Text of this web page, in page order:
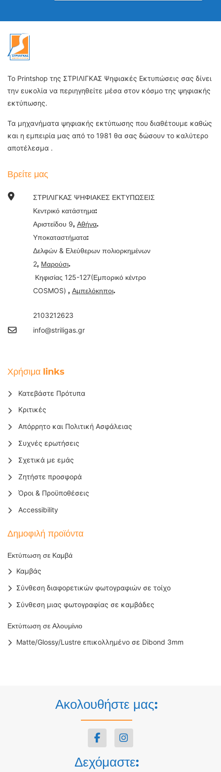
Το Printshop της ΣΤΡΙΛΙΓΚΑΣ Ψηφιακές Εκτυπώσεις σας δίνει
την ευκολία να περιηγηθείτε μέσα στον κόσμο της ψηφιακής
εκτύπωσης.
Τα μηχανήματα ψηφιακής εκτύπωσης που διαθέτουμε καθώς
και η εμπειρία μας από το 1981 θα σας δώσουν το καλύτερο
αποτέλεσμα .
Βρείτε μας
ΣΤΡΙΛΙΓΚΑΣ ΨΗΦΙΑΚΕΣ ΕΚΤΥΠΩΣΕΙΣ
Κεντρικό κατάστημα:
Αριστείδου 9, Αθήνα.
Υποκαταστήματα:
Δελφών & Ελεύθερων πολιορκημένων
2, Μαρούσι.
Κηφισίας 125-127(Εμπορικό κέντρο
COSMOS) , Αμπελόκηποι.
2103212623
info@striligas.gr
Χρήσιμα links
Κατεβάστε Πρότυπα
Κριτικές
Απόρρητο και Πολιτική Ασφάλειας
Συχνές ερωτήσεις
Σχετικά με εμάς
Ζητήστε προσφορά
Όροι & Προϋποθέσεις
Accessibility
Δημοφιλή προϊόντα
Εκτύπωση σε Καμβά
Καμβάς
Σύνθεση διαφορετικών φωτογραφιών σε τοίχο
Σύνθεση μιας φωτογραφίας σε καμβάδες
Εκτύπωση σε Αλουμίνιο
Matte/Glossy/Lustre επικολλημένο σε Dibond 3mm
Ακολουθήστε μας:
Δεχόμαστε: